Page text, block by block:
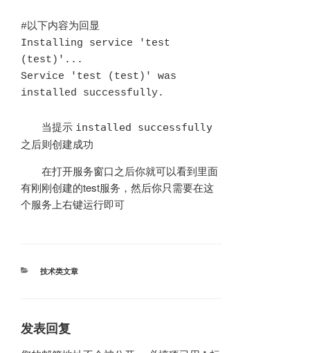
#以下内容为回显
Installing service 'test
(test)'...
Service 'test (test)' was
installed successfully.
当提示 installed successfully
之后则创建成功
在打开服务窗口之后你就可以看到里面
有刚刚创建的test服务，然后你只需要在这
个服务上右键运行即可
分
技术类文章
发表回复